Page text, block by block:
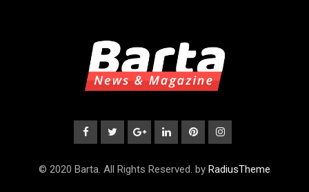
© 2020 Barta. All Rights Reserved. by RadiusTheme